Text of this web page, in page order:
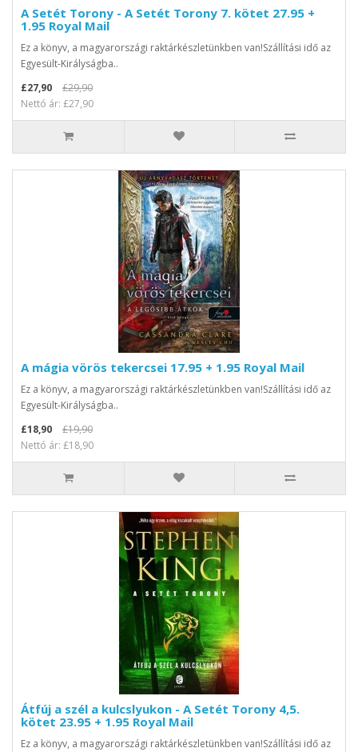
A Setét Torony - A Setét Torony 7. kötet 27.95 +
1.95 Royal Mail
Ez a könyv, a magyarországi raktárkészletünkben van!Szállítási idő az
Egyesült-Királyságba..
£27,90
£29,90
Nettó ár: £27,90
A mágia vörös tekercsei 17.95 + 1.95 Royal Mail
Ez a könyv, a magyarországi raktárkészletünkben van!Szállítási idő az
Egyesült-Királyságba..
£18,90
£19,90
Nettó ár: £18,90
Átfúj a szél a kulcslyukon - A Setét Torony 4,5.
kötet 23.95 + 1.95 Royal Mail
Ez a könyv, a magyarországi raktárkészletünkben van!Szállítási idő az